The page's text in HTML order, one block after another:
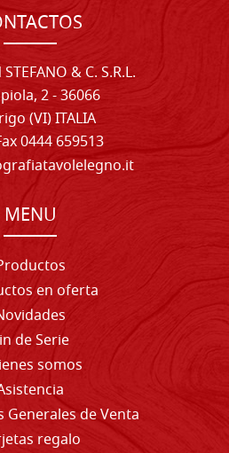
& C. S.R.L.
2 - 36066
(VI) ITALIA
0444 659513
MENU
en oferta
de Serie
somos
Generales de Venta
regalo